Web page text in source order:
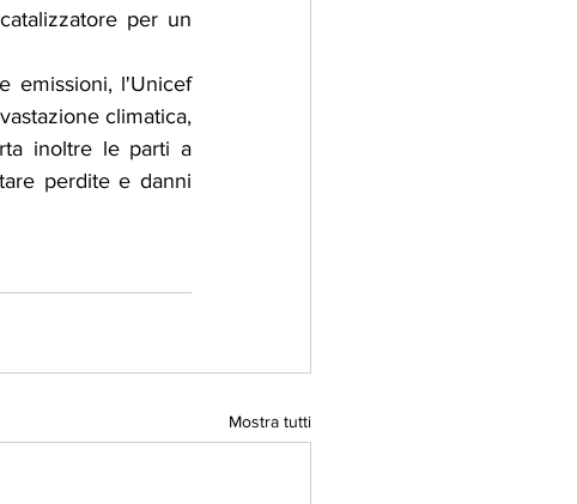
per un
emissioni, l'Unicef
climatica,
inoltre le parti a
perdite e danni
Mostra tutti